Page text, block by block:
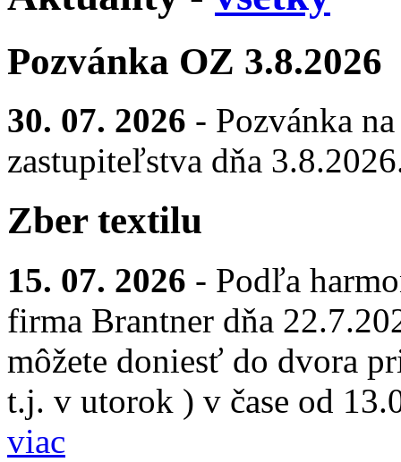
Pozvánka OZ 3.8.2026
30. 07. 2026 - Pozvánka
zastupiteľstva dňa
Zber textilu
15. 07. 2026 - Podľa
firma Brantner dňa
môžete doniesť do dvora
t.j. v utorok ) v čase od
viac